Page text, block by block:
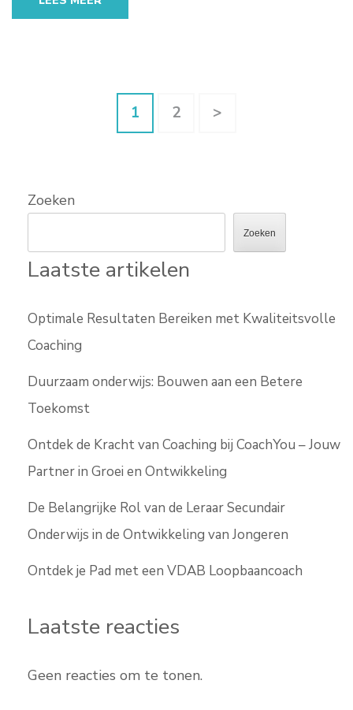
Pagina
1 Pagina
2 >
Zoeken
Zoeken
Laatste artikelen
Optimale Resultaten Bereiken met Kwaliteitsvolle
Coaching
Duurzaam onderwijs: Bouwen aan een Betere
Toekomst
Ontdek de Kracht van Coaching bij CoachYou – Jouw
Partner in Groei en Ontwikkeling
De Belangrijke Rol van de Leraar Secundair
Onderwijs in de Ontwikkeling van Jongeren
Ontdek je Pad met een VDAB Loopbaancoach
Laatste reacties
Geen reacties om te tonen.